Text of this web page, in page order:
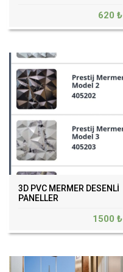
620 ₺
3D PVC MERMER DESENLİ
PANELLER
1500 ₺